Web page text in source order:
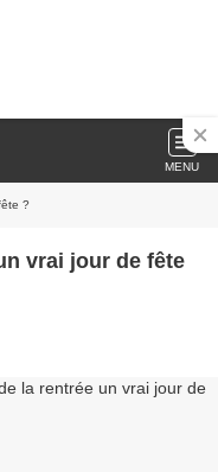
MENU
?
vrai jour de fête